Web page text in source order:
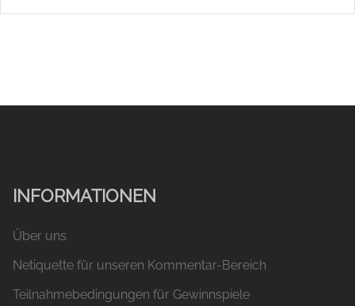
INFORMATIONEN
Über uns
Netiquette für unseren Kommentar-Bereich
Teilnahmebedingungen für Gewinnspiele